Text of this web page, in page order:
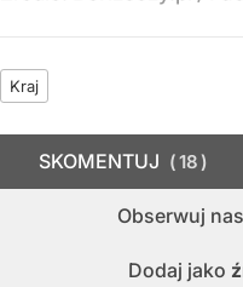
Kraj
Obserwuj nas
Dodaj jako
SKOMENTUJ 18